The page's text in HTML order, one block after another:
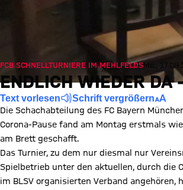
FCB SCHNELLTURNIERE IM MEHLFELDS Mo.,
ENDLICH WIEDER DA
Text vorlesen Schrift vergrößern
Die Schachabteilung des FC Bayern
Corona-Pause fand am Montag erstmals
am Brett geschafft.
Das Turnier, zu dem nur diesmal nur
Spielbetrieb unter den aktuellen, durch die
im BLSV organisierten Verband